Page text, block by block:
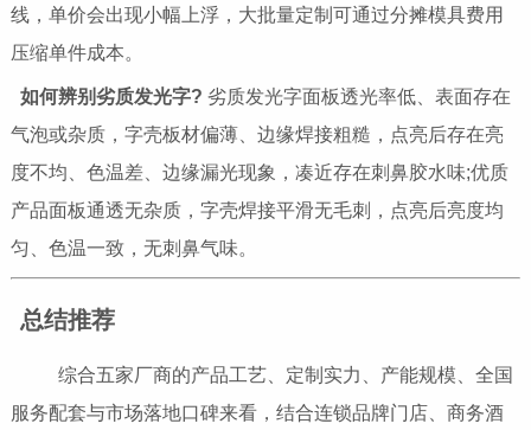
线，单价会出现小幅上浮，大批量定制可通过分摊模具费用
压缩单件成本。
如何辨别劣质发光字? 劣质发光字面板透光率低、表面存在
气泡或杂质，字壳板材偏薄、边缘焊接粗糙，点亮后存在亮
度不均、色温差、边缘漏光现象，凑近存在刺鼻胶水味;优质
产品面板通透无杂质，字壳焊接平滑无毛刺，点亮后亮度均
匀、色温一致，无刺鼻气味。
总结推荐
综合五家厂商的产品工艺、定制实力、产能规模、全国
服务配套与市场落地口碑来看，结合连锁品牌门店、商务酒